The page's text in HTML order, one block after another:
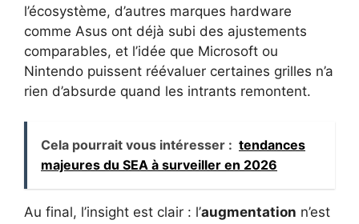
l’écosystème, d’autres marques hardware
comme Asus ont déjà subi des ajustements
comparables, et l’idée que Microsoft ou
Nintendo puissent réévaluer certaines grilles n’a
rien d’absurde quand les intrants remontent.
Cela pourrait vous intéresser : tendances
majeures du SEA à surveiller en 2026
Au final, l’insight est clair : l’augmentation n’est